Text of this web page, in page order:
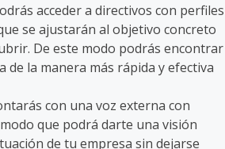
acceder a directivos con perfiles
se ajustarán al objetivo concreto
De este modo podrás encontrar
de la manera más rápida y efectiva
con una voz externa con
que podrá darte una visión
de tu empresa sin dejarse